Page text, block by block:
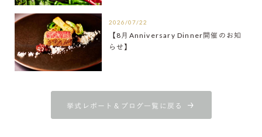
2026/07/22
【8月Anniversary Dinner開催のお知
らせ】
挙式レポート＆ブログ一覧に戻る